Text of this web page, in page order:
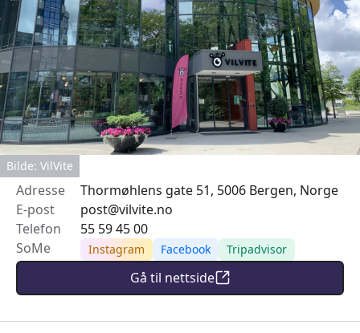
Bilde: VilVite
Adresse
Thormøhlens gate 51, 5006 Bergen, Norge
E-post
post@vilvite.no
Telefon
55 59 45 00
SoMe
Instagram Facebook Tripadvisor
Gå til nettside